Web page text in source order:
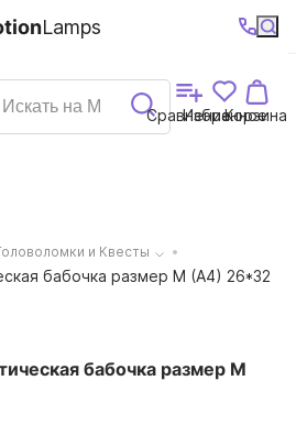
+7 (495)740-
38-68
График
работы
Сравнение
Избранное
Корзина
Lamps
и Квесты
бабочка размер M (A4) 26*32
бабочка размер M